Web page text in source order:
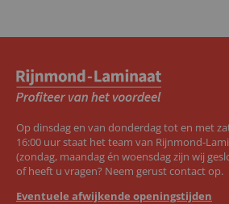
Op dinsdag en van donderdag tot en met
16:00 uur staat het team van Rijnmond-
(zondag, maandag én woensdag zijn wij
of heeft u vragen? Neem gerust contact op.
Eventuele afwijkende openingstijden